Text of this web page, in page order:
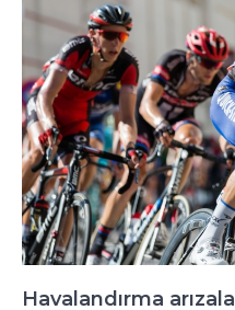
Havalandırma